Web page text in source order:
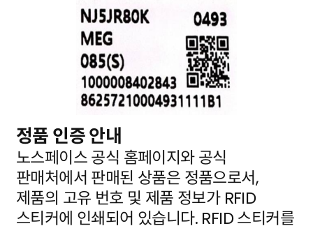
정품 인증 안내
노스페이스 공식 홈페이지와 공식
판매처에서 판매된 상품은 정품으로서,
제품의 고유 번호 및 제품 정보가 RFID
스티커에 인쇄되어 있습니다. RFID 스티커를